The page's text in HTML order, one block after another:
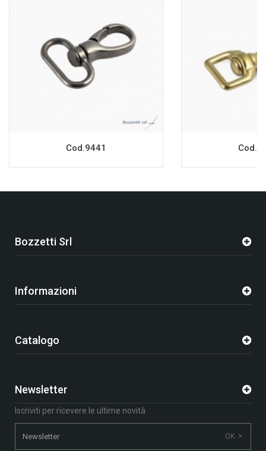
Cod.9441
Bozzetti Srl
Informazioni
Catalogo
Newsletter
Iscriviti per ricevere le ultime novità
OK >